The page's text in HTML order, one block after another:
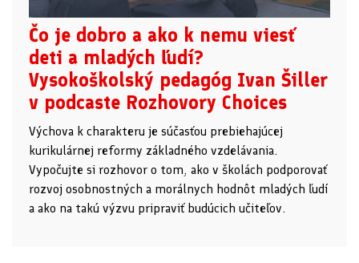
Čo je dobro a ako k nemu viesť
deti a mladých ľudí?
Vysokoškolský pedagóg Ivan Šiller
v podcaste Rozhovory Choices
Výchova k charakteru je súčasťou prebiehajúcej
kurikulárnej reformy základného vzdelávania.
Vypočujte si rozhovor o tom, ako v školách podporovať
rozvoj osobnostných a morálnych hodnôt mladých ľudí
a ako na takú výzvu pripraviť budúcich učiteľov.